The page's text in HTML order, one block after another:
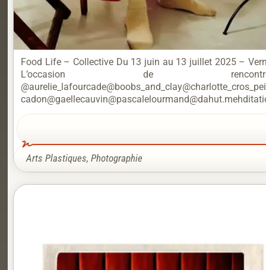
Food Life – Collective Du 13 juin au 13 juillet 2025 –
L’occasion de
Arts Plastiques, Photographie